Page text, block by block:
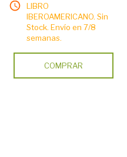
LIBRO
IBEROAMERICANO. Sin
Stock. Envío en 7/8
semanas.
COMPRAR